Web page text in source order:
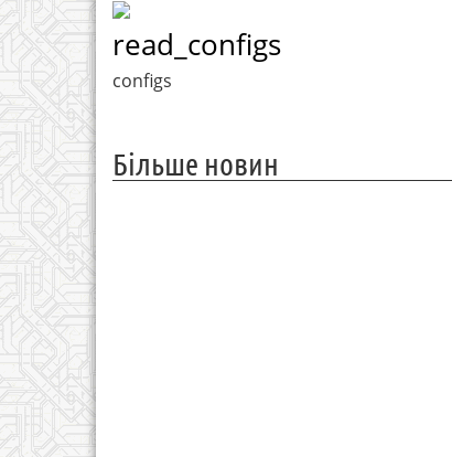
read_configs
configs
Більше новин